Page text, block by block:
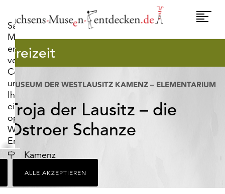
Sachsens-
Museen-
entdecken.de
verwendet
Cookies,
um
Ihnen
ein
optimales
Webseiten-
Erlebnis
zu
bieten.
Dazu
zählen
ALLE AKZEPTIEREN
Freizeit
MUSEUM DER WESTLAUSITZ KAMENZ – ELEMENTARIUM
Troja der Lausitz – die
Ostroer Schanze
Ort Kamenz